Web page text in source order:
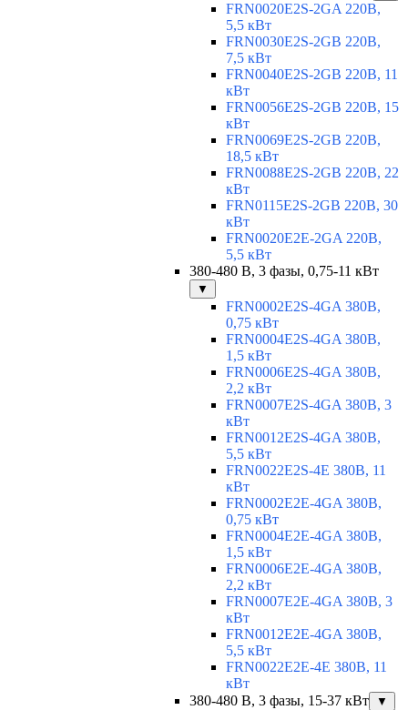
FRN0020E2S-2GA 220В,
5,5 кВт
FRN0030E2S-2GB 220В,
7,5 кВт
FRN0040E2S-2GB 220В, 11
кВт
FRN0056E2S-2GB 220В, 15
кВт
FRN0069E2S-2GB 220В,
18,5 кВт
FRN0088E2S-2GB 220В, 22
кВт
FRN0115E2S-2GB 220В, 30
кВт
FRN0020E2E-2GA 220В,
5,5 кВт
380-480 В, 3 фазы, 0,75-11 кВт
▼
FRN0002E2S-4GA 380В,
0,75 кВт
FRN0004E2S-4GA 380В,
1,5 кВт
FRN0006E2S-4GA 380В,
2,2 кВт
FRN0007E2S-4GA 380В, 3
кВт
FRN0012E2S-4GA 380В,
5,5 кВт
FRN0022E2S-4E 380В, 11
кВт
FRN0002E2E-4GA 380В,
0,75 кВт
FRN0004E2E-4GA 380В,
1,5 кВт
FRN0006E2E-4GA 380В,
2,2 кВт
FRN0007E2E-4GA 380В, 3
кВт
FRN0012E2E-4GA 380В,
5,5 кВт
FRN0022E2E-4E 380В, 11
кВт
380-480 В, 3 фазы, 15-37 кВт
▼